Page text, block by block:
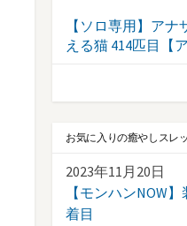
【ソロ専用】ア
える猫 414匹目【
お気に入りの癒やしスレ
2023年11月20日
【モンハンNOW
着目